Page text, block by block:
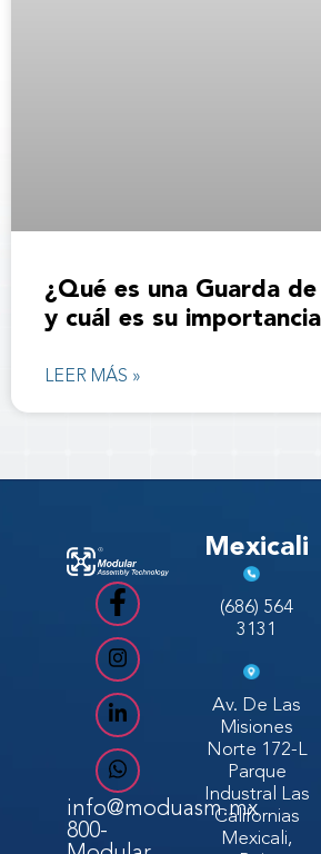
¿Qué es una Guarda
y cuál es su
LEER MÁS »
info@moduasm.mx
800-
Mexicali
(686) 564
3131
Av. De Las
Misiones
Norte 172-L
Parque
Industral Las
Californias
Mexicali,